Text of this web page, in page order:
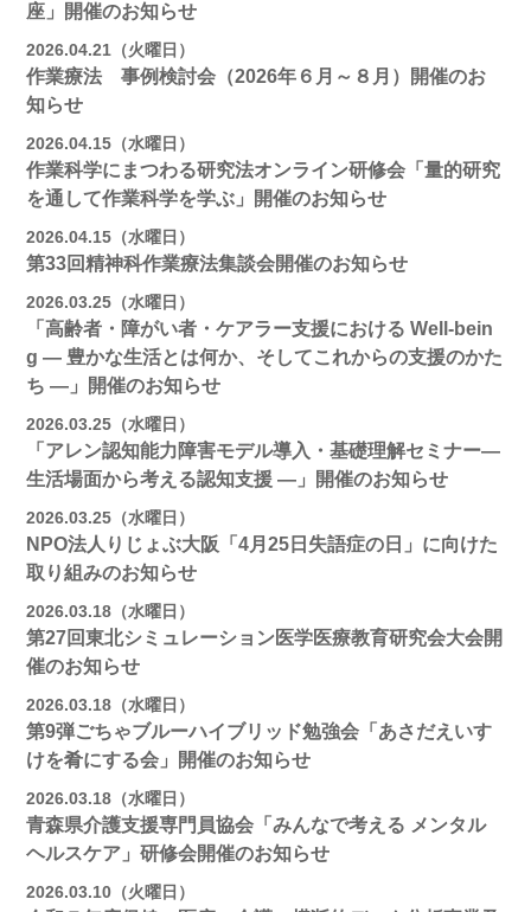
座」開催のお知らせ
2026.04.21（火曜日）
作業療法 事例検討会（2026年６月～８月）開催のお
知らせ
2026.04.15（水曜日）
作業科学にまつわる研究法オンライン研修会「量的研究
を通して作業科学を学ぶ」開催のお知らせ
2026.04.15（水曜日）
第33回精神科作業療法集談会開催のお知らせ
2026.03.25（水曜日）
「高齢者・障がい者・ケアラー支援における Well-bein
g ― 豊かな生活とは何か、そしてこれからの支援のかた
ち ―」開催のお知らせ
2026.03.25（水曜日）
「アレン認知能力障害モデル導入・基礎理解セミナー―
生活場面から考える認知支援 ―」開催のお知らせ
2026.03.25（水曜日）
NPO法人りじょぶ大阪「4月25日失語症の日」に向けた
取り組みのお知らせ
2026.03.18（水曜日）
第27回東北シミュレーション医学医療教育研究会大会開
催のお知らせ
2026.03.18（水曜日）
第9弾ごちゃブルーハイブリッド勉強会「あさだえいす
けを肴にする会」開催のお知らせ
2026.03.18（水曜日）
青森県介護支援専門員協会「みんなで考える メンタル
ヘルスケア」研修会開催のお知らせ
2026.03.10（火曜日）